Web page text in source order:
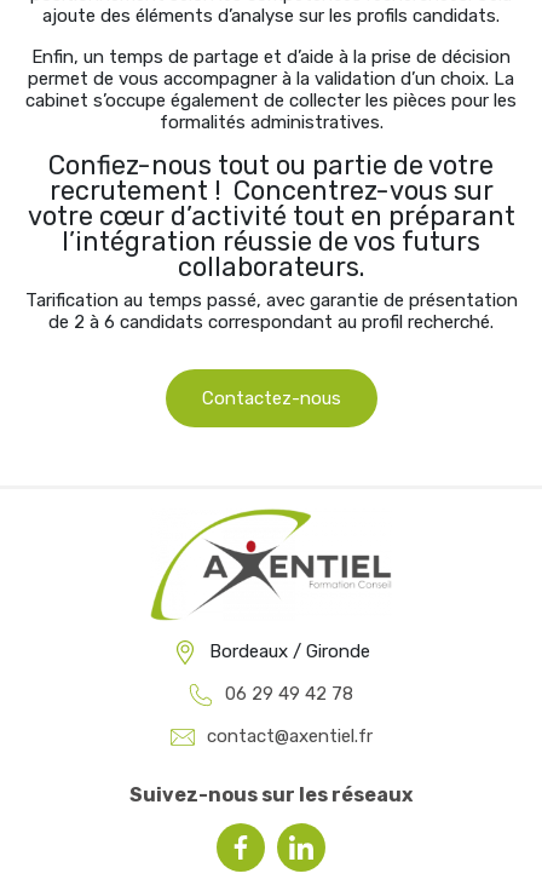
ajoute des éléments d’analyse sur les profils candidats.
Enfin, un temps de partage et d’aide à la prise de décision
permet de vous accompagner à la validation d’un choix. La
cabinet s’occupe également de collecter les pièces pour les
formalités administratives.
Confiez-nous tout ou partie de votre
recrutement ! Concentrez-vous sur
votre cœur d’activité tout en préparant
l’intégration réussie de vos futurs
collaborateurs.
Tarification au temps passé, avec garantie de présentation
de 2 à 6 candidats correspondant au profil recherché.
Contactez-nous
Bordeaux / Gironde
06 29 49 42 78
contact@axentiel.fr
Suivez-nous sur les réseaux